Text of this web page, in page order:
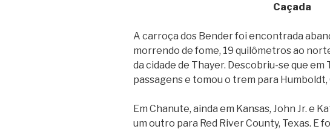
Caçada
A carroça dos Bender foi encontrada
morrendo de fome, 19 quilômetros ao
da cidade de Thayer. Descobriu-se que
passagens e tomou o trem para Humboldt,
Em Chanute, ainda em Kansas, John Jr. e
um outro para Red River County, Texas. E